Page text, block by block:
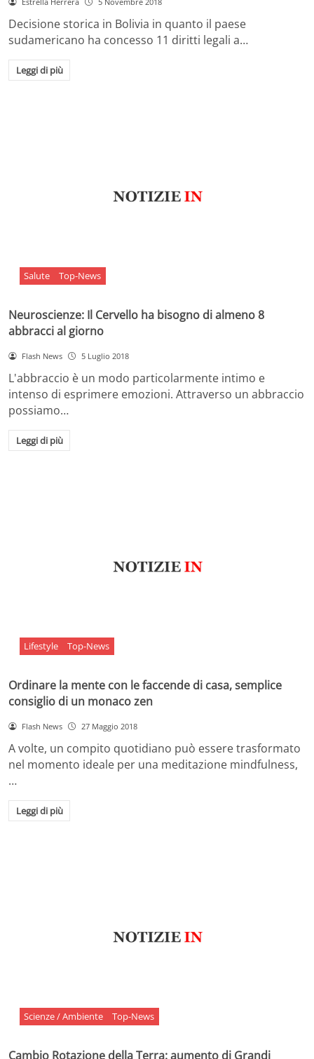
Decisione storica in Bolivia in quanto il paese
sudamericano ha concesso 11 diritti legali a…
Leggi di più
Salute Top-News
Neuroscienze: Il Cervello ha bisogno di almeno 8
abbracci al giorno
Flash News 5 Luglio 2018
L'abbraccio è un modo particolarmente intimo e
intenso di esprimere emozioni. Attraverso un abbraccio
possiamo…
Leggi di più
Lifestyle Top-News
Ordinare la mente con le faccende di casa, semplice
consiglio di un monaco zen
Flash News 27 Maggio 2018
A volte, un compito quotidiano può essere trasformato
nel momento ideale per una meditazione mindfulness,
…
Leggi di più
Scienze / Ambiente Top-News
Cambio Rotazione della Terra: aumento di Grandi